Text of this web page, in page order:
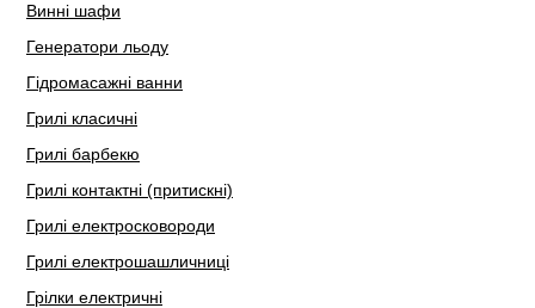
Винні шафи
Генератори льоду
Гідромасажні ванни
Грилі класичні
Грилі барбекю
Грилі контактні (притискні)
Грилі електросковороди
Грилі електрошашличниці
Грілки електричні